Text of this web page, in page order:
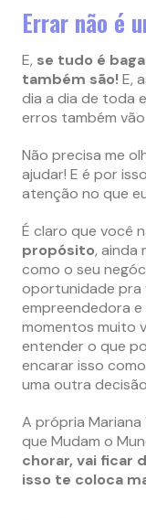
Errar não é
E, se tudo é
também são!E,
dia a dia de toda
erros também vão
Não precisa me
ajudar! E é por
atenção no que
É claro que você
propósito, ainda
como o seu
oportunidade pra
empreendedora e
momentos muito
entender o que
encarar isso
uma outra
A própria Mariana
que Mudam o
chorar, vai ficar
isso te coloca